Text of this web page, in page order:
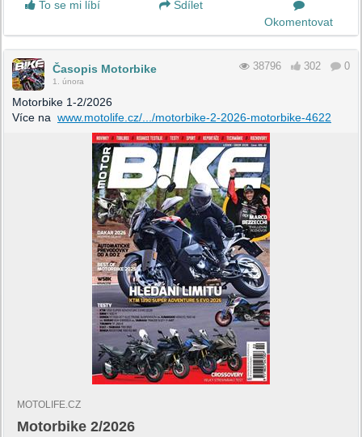
To se mi líbí
Sdílet
Okomentovat
Časopis Motorbike
1. února
38796 302 0
Motorbike 1-2/2026
Více na www.motolife.cz/.../motorbike-2-2026-motorbike-4622
MOTOLIFE.CZ
Motorbike 2/2026